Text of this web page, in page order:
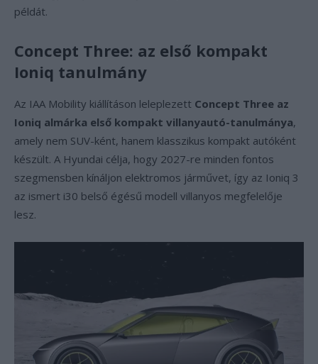
példát.
Concept Three: az első kompakt
Ioniq tanulmány
Az IAA Mobility kiállításon leleplezett Concept Three az
Ioniq almárka első kompakt villanyautó-tanulmánya,
amely nem SUV-ként, hanem klasszikus kompakt autóként
készült. A Hyundai célja, hogy 2027-re minden fontos
szegmensben kínáljon elektromos járművet, így az Ioniq 3
az ismert i30 belső égésű modell villanyos megfelelője
lesz.